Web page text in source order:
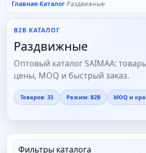
Главная Каталог Раздвижные
B2B КАТАЛОГ
Раздвижные
Оптовый каталог SAIMAA:
цены, MOQ и быстрый заказ.
Товаров: 33 Режим: B2B MOQ и
Фильтры каталога